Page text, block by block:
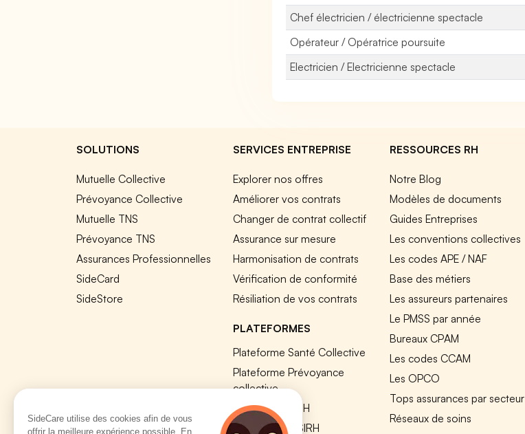
Chef électricien / électricienne spectacle
Opérateur / Opératrice poursuite
Electricien / Electricienne spectacle
SOLUTIONS
Mutuelle Collective
Prévoyance Collective
Mutuelle TNS
Prévoyance TNS
Assurances Professionnelles
SideCard
SideStore
SERVICES ENTREPRISE
Explorer nos offres
Améliorer vos contrats
Changer de contrat collectif
Assurance sur mesure
Harmonisation de contrats
Vérification de conformité
Résiliation de vos contrats
PLATEFORMES
Plateforme Santé Collective
Plateforme Prévoyance
collective
Plateforme SIRH
Nos modules SIRH
RESSOURCES RH
Notre Blog
Modèles de documents
Guides Entreprises
Les conventions collectives
Les codes APE / NAF
Base des métiers
Les assureurs partenaires
Le PMSS par année
Bureaux CPAM
Les codes CCAM
Les OPCO
Tops assurances par secteur
Réseaux de soins
SideCare utilise des cookies afin de vous
offrir la meilleure expérience possible. En